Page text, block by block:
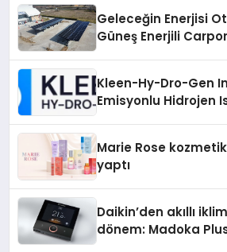
Geleceğin Enerjisi
Güneş Enerjili
Kleen-Hy-Dro-Gen
Emisyonlu Hidrojen
Marie Rose
yaptı
Daikin’den akıllı
dönem: Madoka